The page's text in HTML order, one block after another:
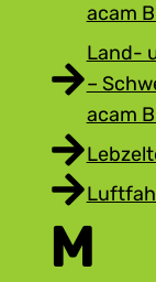
acam
Land-
–
acam
M